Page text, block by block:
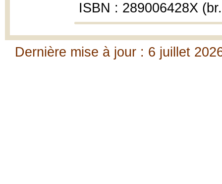
ISBN : 289006428X
Dernière mise à jour : 6 juillet